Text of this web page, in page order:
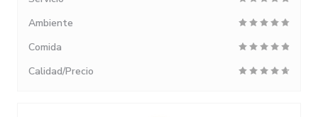
Ambiente
Comida
Calidad/Precio